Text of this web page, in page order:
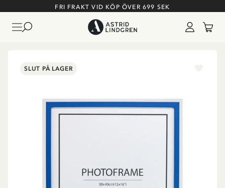
FRI FRAKT VID KÖP ÖVER 699 SEK
SLUT PÅ LAGER